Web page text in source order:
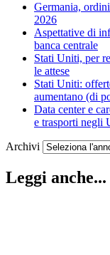
Germania,
2026
Aspettative di
banca centrale
Stati Uniti, per
le attese
Stati Uniti:
aumentano (di
Data center e
e trasporti negli
Archivi
Leggi anche...